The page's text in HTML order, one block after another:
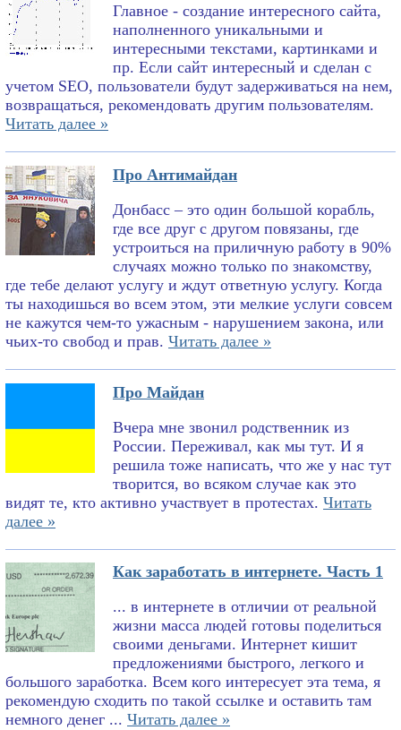
Главное - создание интересного сайта,
наполненного уникальными и
интересными текстами, картинками и
пр. Если сайт интересный и сделан с
учетом SEO, пользователи будут задерживаться на нем,
возвращаться, рекомендовать другим пользователям.
Читать далее »
Про Антимайдан
Донбасс – это один большой корабль,
где все друг с другом повязаны, где
устроиться на приличную работу в 90%
случаях можно только по знакомству,
где тебе делают услугу и ждут ответную услугу. Когда
ты находишься во всем этом, эти мелкие услуги совсем
не кажутся чем-то ужасным - нарушением закона, или
чьих-то свобод и прав. Читать далее »
Про Майдан
Вчера мне звонил родственник из
России. Переживал, как мы тут. И я
решила тоже написать, что же у нас тут
творится, во всяком случае как это
видят те, кто активно участвует в протестах. Читать
далее »
Как заработать в интернете. Часть 1
... в интернете в отличии от реальной
жизни масса людей готовы поделиться
своими деньгами. Интернет кишит
предложениями быстрого, легкого и
большого заработка. Всем кого интересует эта тема, я
рекомендую сходить по такой ссылке и оставить там
немного денег ... Читать далее »